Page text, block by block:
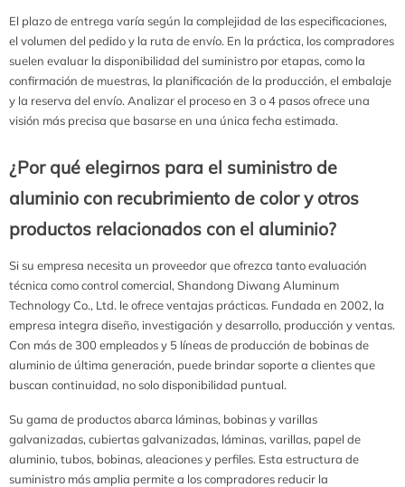
El plazo de entrega varía según la complejidad de las especificaciones,
el volumen del pedido y la ruta de envío. En la práctica, los compradores
suelen evaluar la disponibilidad del suministro por etapas, como la
confirmación de muestras, la planificación de la producción, el embalaje
y la reserva del envío. Analizar el proceso en 3 o 4 pasos ofrece una
visión más precisa que basarse en una única fecha estimada.
¿Por qué elegirnos para el suministro de
aluminio con recubrimiento de color y otros
productos relacionados con el aluminio?
Si su empresa necesita un proveedor que ofrezca tanto evaluación
técnica como control comercial, Shandong Diwang Aluminum
Technology Co., Ltd. le ofrece ventajas prácticas. Fundada en 2002, la
empresa integra diseño, investigación y desarrollo, producción y ventas.
Con más de 300 empleados y 5 líneas de producción de bobinas de
aluminio de última generación, puede brindar soporte a clientes que
buscan continuidad, no solo disponibilidad puntual.
Su gama de productos abarca láminas, bobinas y varillas
galvanizadas, cubiertas galvanizadas, láminas, varillas, papel de
aluminio, tubos, bobinas, aleaciones y perfiles. Esta estructura de
suministro más amplia permite a los compradores reducir la